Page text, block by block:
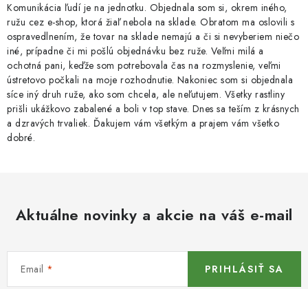
Komunikácia ľudí je na jednotku. Objednala som si, okrem iného,
ružu cez e-shop, ktorá žiaľ nebola na sklade. Obratom ma oslovili s
ospravedlnením, že tovar na sklade nemajú a či si nevyberiem niečo
iné, prípadne či mi pošlú objednávku bez ruže. Veľmi milá a
ochotná pani, keďže som potrebovala čas na rozmyslenie, veľmi
ústretovo počkali na moje rozhodnutie. Nakoniec som si objednala
síce iný druh ruže, ako som chcela, ale neľutujem. Všetky rastliny
prišli ukážkovo zabalené a boli v top stave. Dnes sa teším z krásnych
a dzravých trvaliek. Ďakujem vám všetkým a prajem vám všetko
dobré.
Aktuálne novinky a akcie na váš e-mail
Email PRIHLÁSIŤ SA